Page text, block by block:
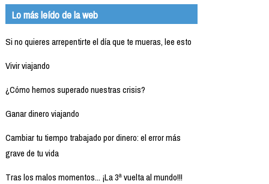
Lo más leído de la web
Si no quieres arrepentirte el día que te mueras, lee esto
Vivir viajando
¿Cómo hemos superado nuestras crisis?
Ganar dinero viajando
Cambiar tu tiempo trabajado por dinero: el error más
grave de tu vida
Tras los malos momentos... ¡La 3ª vuelta al mundo!!!